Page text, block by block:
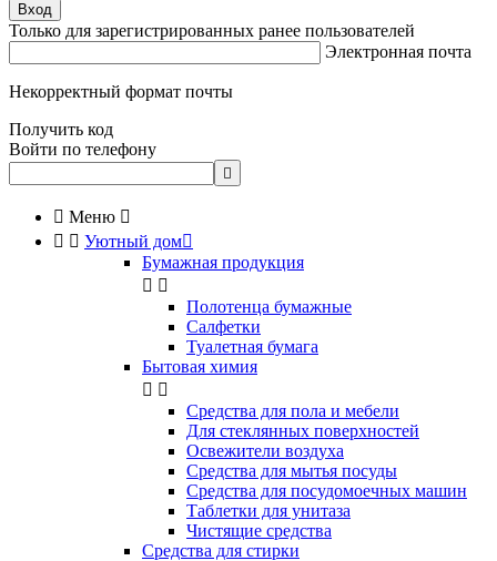
Вход
Только для зарегистрированных ранее пользователей
Электронная почта
Некорректный формат почты
Получить код
Войти по телефону

 Меню 
  Уютный дом
Бумажная продукция
 
Полотенца бумажные
Салфетки
Туалетная бумага
Бытовая химия
 
Cредства для пола и мебели
Для стеклянных поверхностей
Освежители воздуха
Средства для мытья посуды
Средства для посудомоечных машин
Таблетки для унитаза
Чистящие средства
Средства для стирки